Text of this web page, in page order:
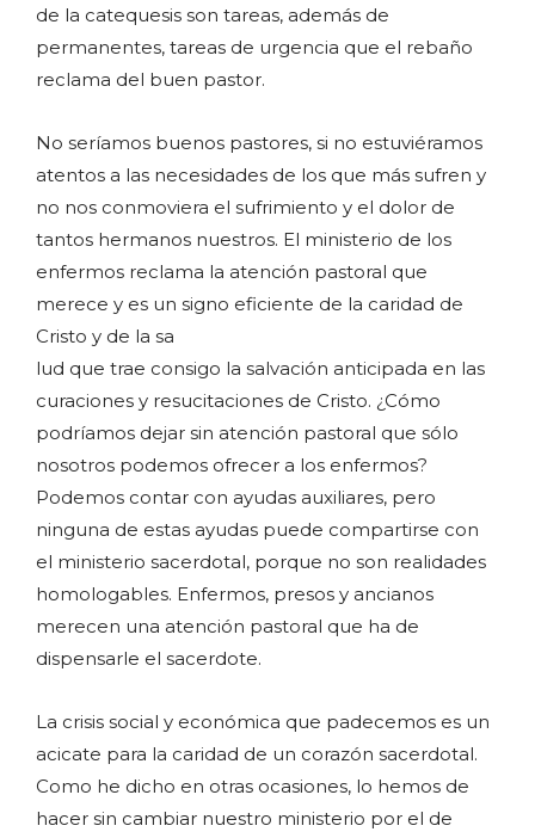
de la catequesis son tareas, además de
permanentes, tareas de urgencia que el rebaño
reclama del buen pastor.
No seríamos buenos pastores, si no estuviéramos
atentos a las necesidades de los que más sufren y
no nos conmoviera el sufrimiento y el dolor de
tantos hermanos nuestros. El ministerio de los
enfermos reclama la atención pastoral que
merece y es un signo eficiente de la caridad de
Cristo y de la sa
lud que trae consigo la salvación anticipada en las
curaciones y resucitaciones de Cristo. ¿Cómo
podríamos dejar sin atención pastoral que sólo
nosotros podemos ofrecer a los enfermos?
Podemos contar con ayudas auxiliares, pero
ninguna de estas ayudas puede compartirse con
el ministerio sacerdotal, porque no son realidades
homologables. Enfermos, presos y ancianos
merecen una atención pastoral que ha de
dispensarle el sacerdote.
La crisis social y económica que padecemos es un
acicate para la caridad de un corazón sacerdotal.
Como he dicho en otras ocasiones, lo hemos de
hacer sin cambiar nuestro ministerio por el de